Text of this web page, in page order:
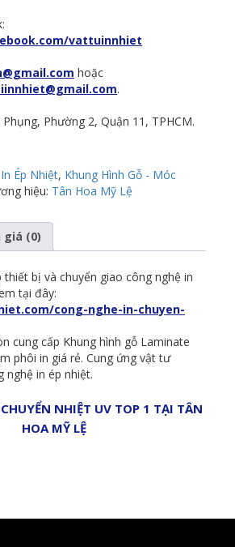
vattuinnhiet
hoặc
.
Phường 2, Quận 11, TPHCM.
Ép Nhiệt, Khung Hình Gỗ - Móc
hiệu: Tân Hoa Mỹ Lệ
giá (0)
thiết bị và chuyển giao công nghệ in
tại đây:
cong-nghe-in-chuyen-
cung cấp Khung hình gỗ Laminate
phôi in giá rẻ. Cung ứng vật tư
nghệ in ép nhiệt.
NHIỆT UV TOP 1 TẠI TÂN
HOA MỸ LỆ